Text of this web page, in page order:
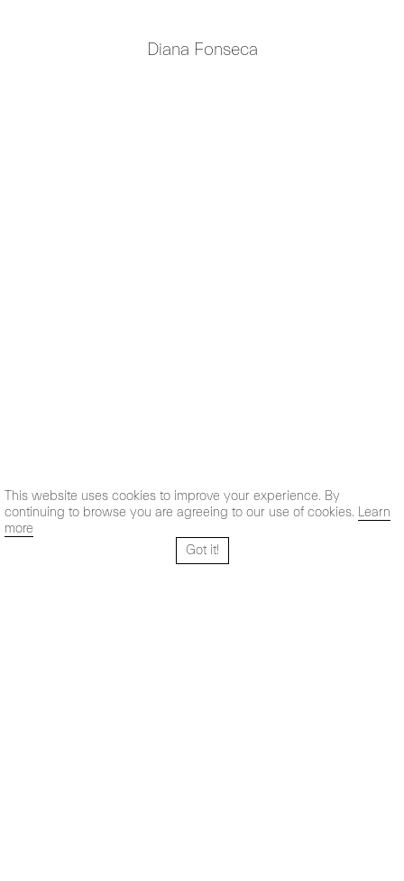
This website uses cookies to improve your experience. By
continuing to browse you are agreeing to our use of cookies. Learn
more
Got it!
Diana Fonseca